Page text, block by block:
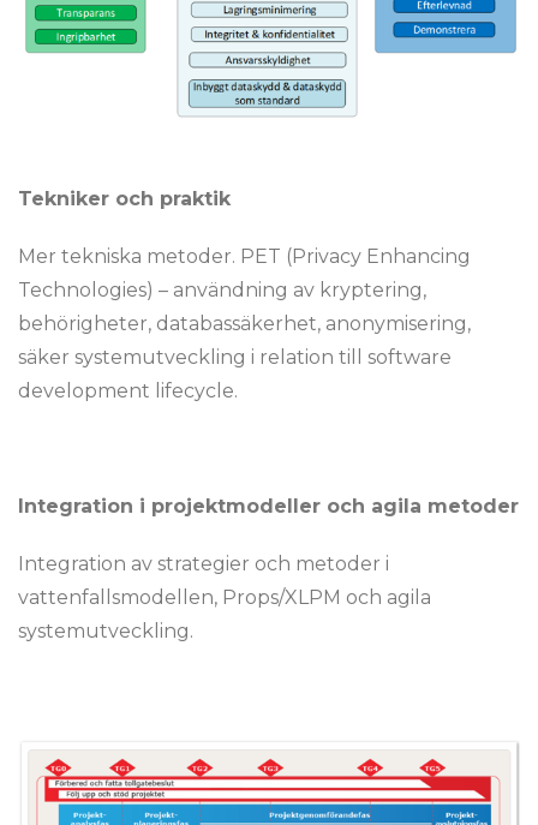
Tekniker och praktik
Mer tekniska metoder. PET (Privacy Enhancing
Technologies) – användning av kryptering,
behörigheter, databassäkerhet, anonymisering,
säker systemutveckling i relation till software
development lifecycle.
Integration i projektmodeller och agila metoder
Integration av strategier och metoder i
vattenfallsmodellen, Props/XLPM och agila
systemutveckling.